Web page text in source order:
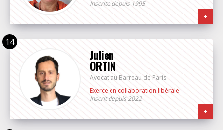
Inscrite depuis 1995
+
Julien
ORTIN
Avocat au Barreau de Paris
Exerce en collaboration libérale
Inscrit depuis 2022
+